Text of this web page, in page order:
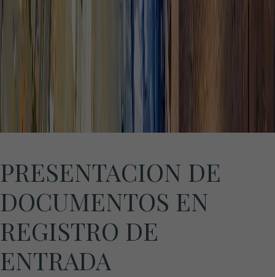
PRESENTACION DE
DOCUMENTOS EN
REGISTRO DE
ENTRADA